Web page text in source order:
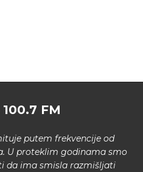
FM
putem frekvencije od
U proteklim godinama smo
da ima smisla razmišljati